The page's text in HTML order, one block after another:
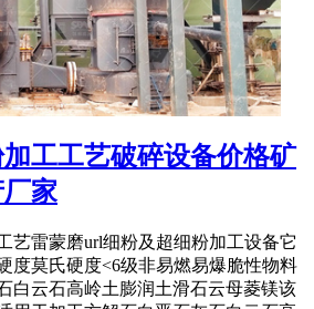
工工艺破碎设备价格矿
家
艺雷蒙磨url细粉及超细粉加工设备它
度莫氏硬度<6级非易燃易爆脆性物料
白云石高岭土膨润土滑石云母菱镁该